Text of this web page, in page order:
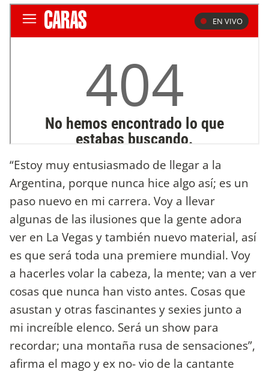
“Estoy muy entusiasmado de llegar a la
Argentina, porque nunca hice algo así; es un
paso nuevo en mi carrera. Voy a llevar
algunas de las ilusiones que la gente adora
ver en La Vegas y también nuevo material, así
es que será toda una premiere mundial. Voy
a hacerles volar la cabeza, la mente; van a ver
cosas que nunca han visto antes. Cosas que
asustan y otras fascinantes y sexies junto a
mi increíble elenco. Será un show para
recordar; una montaña rusa de sensaciones”,
afirma el mago y ex no- vio de la cantante